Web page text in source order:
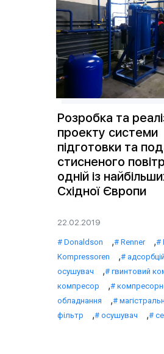
Розробка та
проекту системи
підготовки та
стисненого
одній із
Східної Європи
22.02.2019
Donaldson , Renner ,
Kompressoren
,
осушувач
, гвинтовий
компресор ,
обладнання
,
фільтр
, осушувач ,